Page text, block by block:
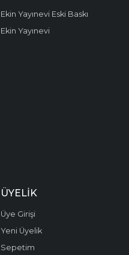
Ekin Yayınevi Eski Baskı
Ekin Yayınevi
ÜYELIK
Üye Girişi
Yeni Üyelik
Sepetim